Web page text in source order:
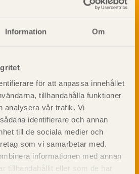
Information Om
för att anpassa innehållet
tillhandahålla funktioner
analysera vår trafik. Vi
identifierare och annan
till de sociala medier och
som vi samarbetar med.
informationen med annan
tillhandahållit eller som de har
och kvalitet
lufttäthet
för byggande
nyhetsbrev!